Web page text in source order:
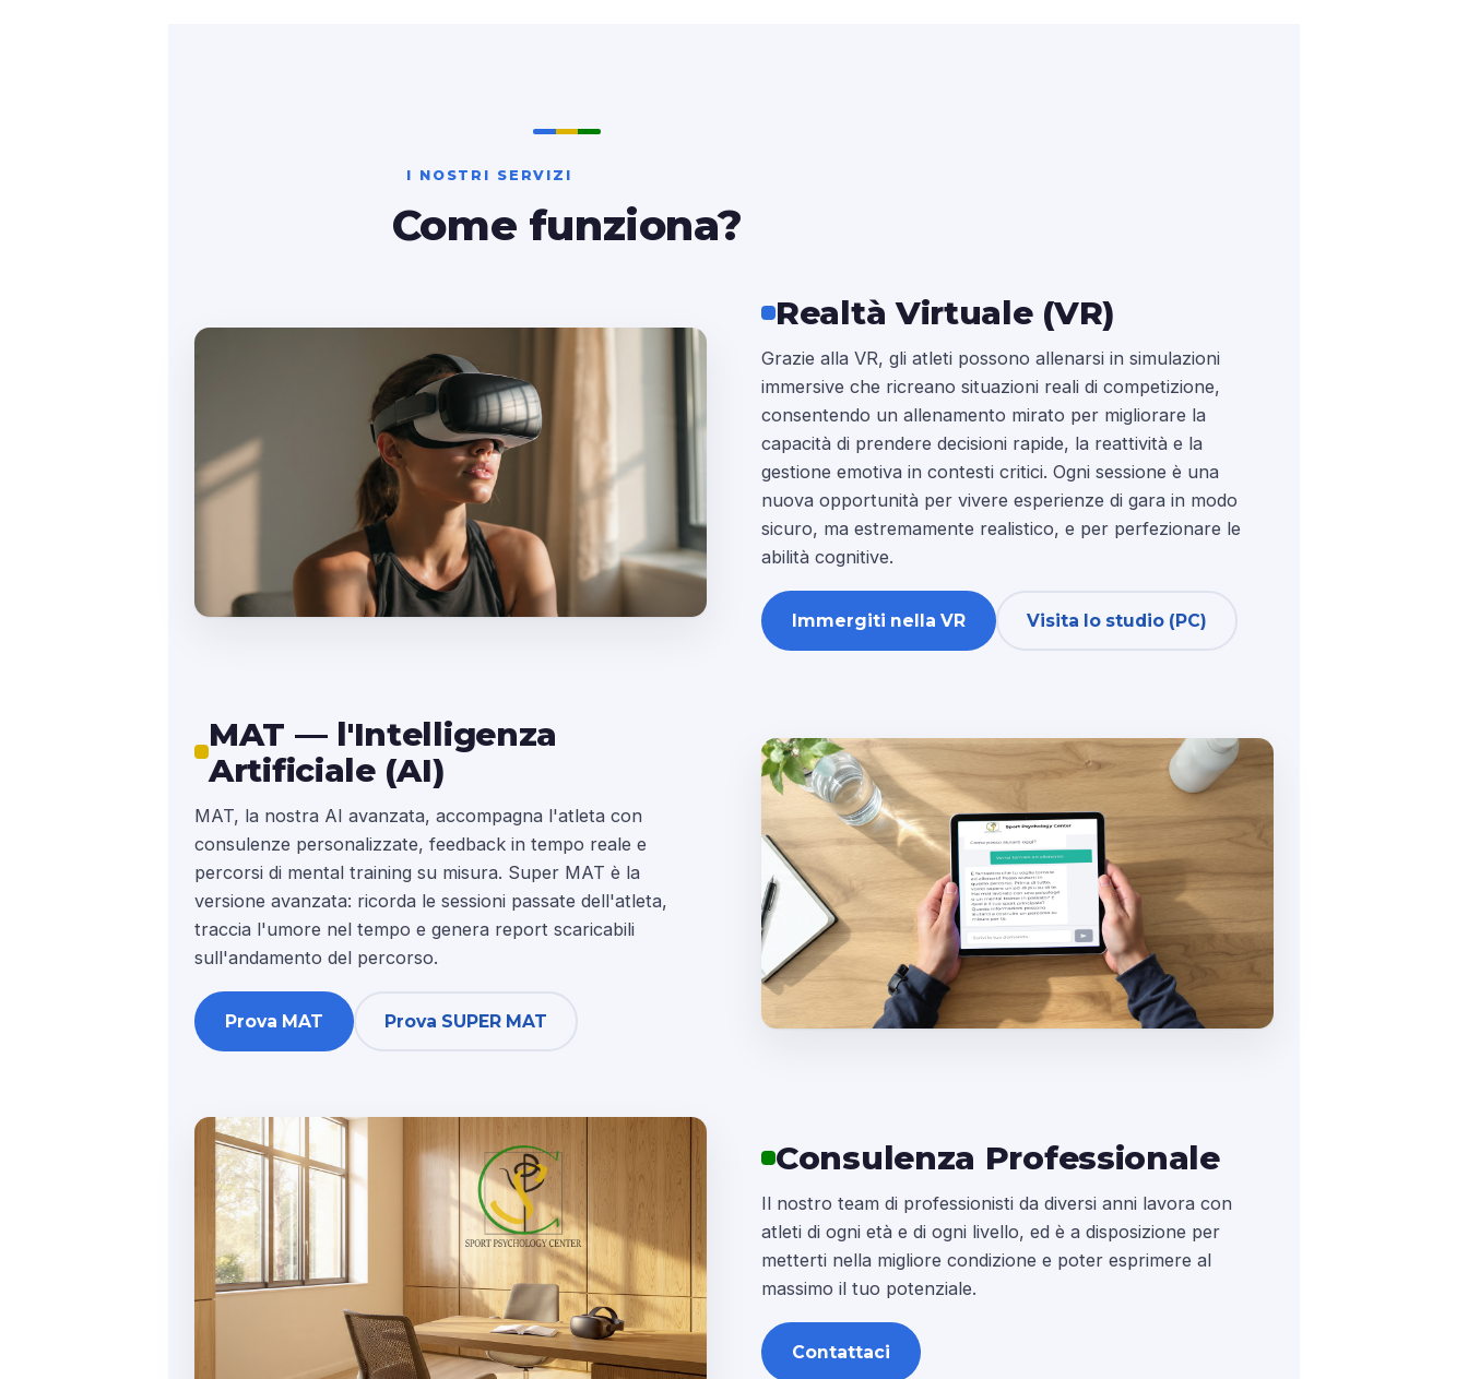
I NOSTRI SERVIZI
Come funziona?
Realtà Virtuale (VR)
Grazie alla VR, gli atleti possono allenarsi in simulazioni
immersive che ricreano situazioni reali di competizione,
consentendo un allenamento mirato per migliorare la
capacità di prendere decisioni rapide, la reattività e la
gestione emotiva in contesti critici. Ogni sessione è una
nuova opportunità per vivere esperienze di gara in modo
sicuro, ma estremamente realistico, e per perfezionare le
abilità cognitive.
Immergiti nella VR Visita lo studio (PC)
MAT — l'Intelligenza
Artificiale (AI)
MAT, la nostra AI avanzata, accompagna l'atleta con
consulenze personalizzate, feedback in tempo reale e
percorsi di mental training su misura. Super MAT è la
versione avanzata: ricorda le sessioni passate dell'atleta,
traccia l'umore nel tempo e genera report scaricabili
sull'andamento del percorso.
Prova MAT Prova SUPER MAT
Consulenza Professionale
Il nostro team di professionisti da diversi anni lavora con
atleti di ogni età e di ogni livello, ed è a disposizione per
metterti nella migliore condizione e poter esprimere al
massimo il tuo potenziale.
Contattaci